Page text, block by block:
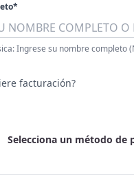
Ingrese su nombre completo
facturación?
Selecciona un método de